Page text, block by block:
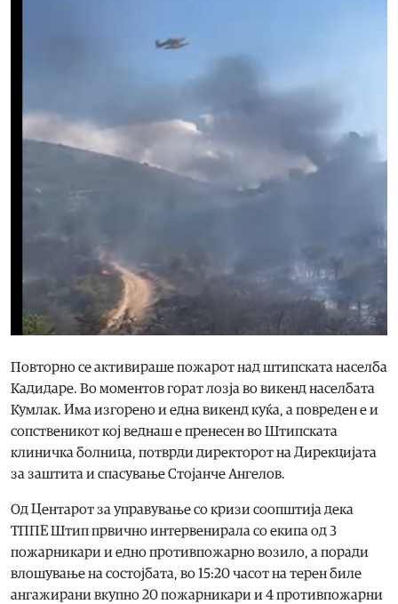
Повторно се активираше пожарот над штипската населба
Кадидаре. Во моментов горат лозја во викенд населбата
Кумлак. Има изгорено и една викенд куќа, а повреден е и
сопственикот кој веднаш е пренесен во Штипската
клиничка болница, потврди директорот на Дирекцијата
за заштита и спасување Стојанче Ангелов.
Од Центарот за управување со кризи соопштија дека
ТППЕ Штип првично интервенирала со екипа од 3
пожарникари и едно противпожарно возило, а поради
влошување на состојбата, во 15:20 часот на терен биле
ангажирани вкупно 20 пожарникари и 4 противпожарни